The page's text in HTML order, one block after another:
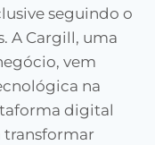
seguindo o
A Cargill, uma
vem
na
digital
transformar